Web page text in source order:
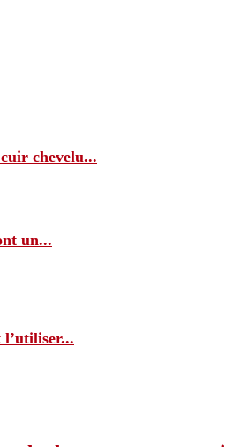
chevelu...
un...
l’utiliser...